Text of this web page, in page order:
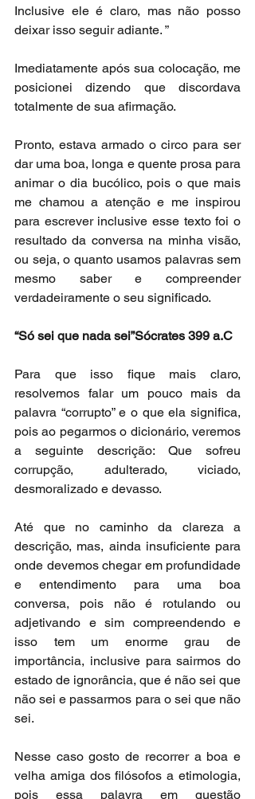
Inclusive ele é claro, mas não posso
deixar isso seguir adiante. ”
Imediatamente após sua colocação, me
posicionei dizendo que discordava
totalmente de sua afirmação.
Pronto, estava armado o circo para ser
dar uma boa, longa e quente prosa para
animar o dia bucólico, pois o que mais
me chamou a atenção e me inspirou
para escrever inclusive esse texto foi o
resultado da conversa na minha visão,
ou seja, o quanto usamos palavras sem
mesmo saber e compreender
verdadeiramente o seu significado.
“Só sei que nada sei”Sócrates 399 a.C
Para que isso fique mais claro,
resolvemos falar um pouco mais da
palavra “corrupto” e o que ela significa,
pois ao pegarmos o dicionário, veremos
a seguinte descrição: Que sofreu
corrupção, adulterado, viciado,
desmoralizado e devasso.
Até que no caminho da clareza a
descrição, mas, ainda insuficiente para
onde devemos chegar em profundidade
e entendimento para uma boa
conversa, pois não é rotulando ou
adjetivando e sim compreendendo e
isso tem um enorme grau de
importância, inclusive para sairmos do
estado de ignorância, que é não sei que
não sei e passarmos para o sei que não
sei.
Nesse caso gosto de recorrer a boa e
velha amiga dos filósofos a etimologia,
pois essa palavra em questão